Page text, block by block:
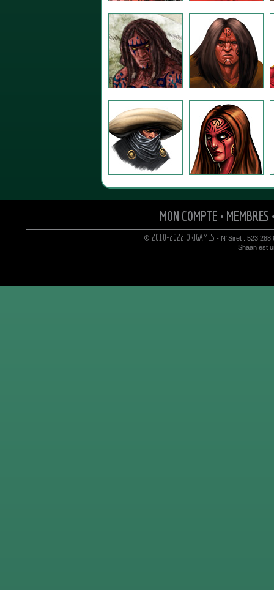
MON COMPTE • MEMBRES
© 2010-2022 ORIGAMES - N°Siret : 523 288
Shaan est